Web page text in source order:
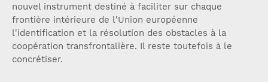
nouvel instrument destiné à faciliter sur chaque
frontière intérieure de l'Union européenne
l'identification et la résolution des obstacles à la
coopération transfrontalière. Il reste toutefois à le
concrétiser.